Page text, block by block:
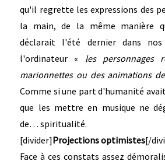
qu'il regrette les expressions des
la main, de la même manière
déclarait l'été dernier dans nos
l'ordinateur « les personnages
marionnettes ou des animations
Comme si une part d'humanité
que les mettre en musique ne
de… spiritualité.
[divider]Projections optimistes[/
Face à ces constats assez